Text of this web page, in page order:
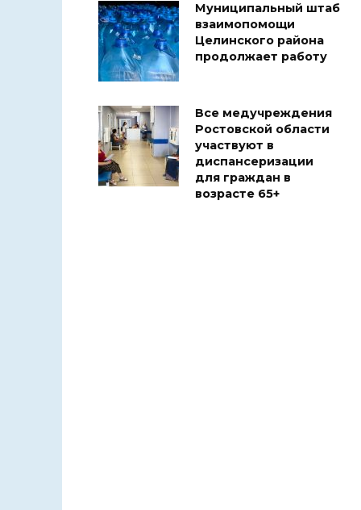
Муниципальный штаб
взаимопомощи
Целинского района
продолжает работу
Все медучреждения
Ростовской области
участвуют в
диспансеризации
для граждан в
возрасте 65+